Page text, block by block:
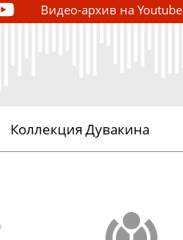
Видео-архив на Youtube
Коллекция Дувакина